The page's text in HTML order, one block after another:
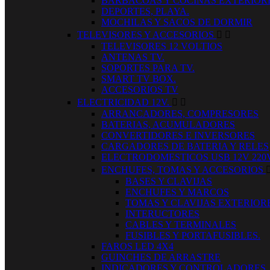
DEPORTES, PLAYA.
MOCHILAS Y SACOS DE DORMIR
TELEVISORES Y ACCESORIOS  
TELEVISORES 12 VOLTIOS
ANTENAS TV.
SOPORTES PARA TV.
SMART TV BOX.
ACCESORIOS TV
ELECTRICIDAD 12V.  
ARRANCADORES, COMPRESORES
BATERIAS, ACUMULADORES
CONVERTIDORES E INVERSORES
CARGADORES DE BATERIA Y RELES
ELECTRODOMESTICOS USB 12V
ENCHUFES, TOMAS Y ACCESORIOS 
BASES Y CLAVIJAS
ENCHUFES Y MARCOS
TOMAS Y CLAVIJAS
INTERUCTORES
CABLES Y TERMINALES
FUSIBLES Y PORTAFUSIBLES.
FAROS LED 4X4
GUINCHES DE ARRASTRE
INDICADORES Y CONTROLADORES